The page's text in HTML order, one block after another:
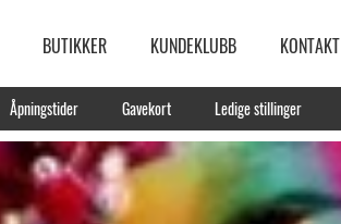
BUTIKKER KUNDEKLUBB KONTAKT
Åpningstider Gavekort Ledige stillinger